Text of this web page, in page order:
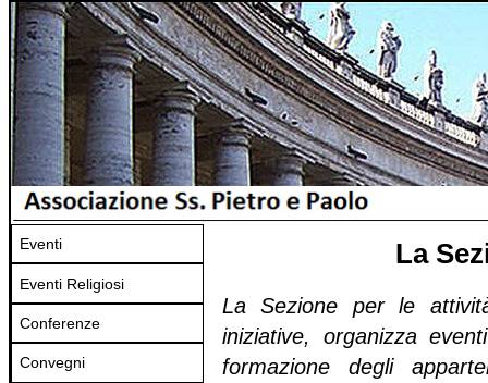
Eventi
Eventi Religiosi
Conferenze
Convegni
La
La Sezione per le
iniziative, organizza
formazione degli